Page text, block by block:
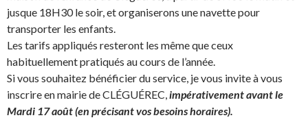
jusque 18H30 le soir, et organiserons une navette pour
transporter les enfants.
Les tarifs appliqués resteront les même que ceux
habituellement pratiqués au cours de l’année.
Si vous souhaitez bénéficier du service, je vous invite à vous
inscrire en mairie de CLÉGUÉREC,impérativement avant le
Mardi 17 août (en précisant vos besoins horaires).